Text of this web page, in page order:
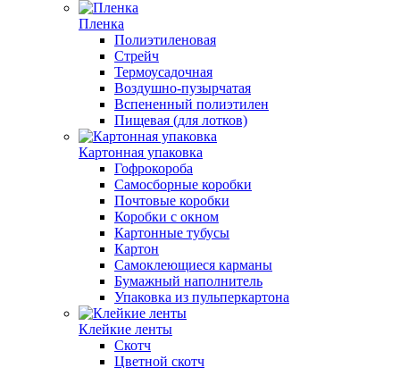
Пленка
Полиэтиленовая
Стрейч
Термоусадочная
Воздушно-пузырчатая
Вспененный полиэтилен
Пищевая (для лотков)
Картонная упаковка
Гофрокороба
Самосборные коробки
Почтовые коробки
Коробки с окном
Картонные тубусы
Картон
Самоклеющиеся карманы
Бумажный наполнитель
Упаковка из пульперкартона
Клейкие ленты
Скотч
Цветной скотч